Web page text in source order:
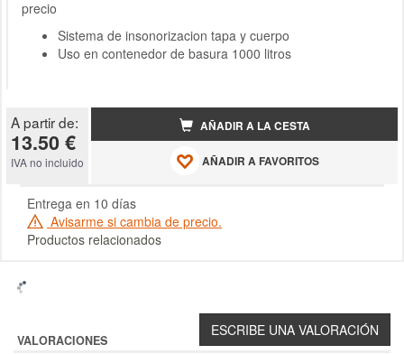
precio
Sistema de insonorizacion tapa y cuerpo
Uso en contenedor de basura 1000 litros
A partir de:
13.50 €
IVA no incluido
AÑADIR A LA CESTA
AÑADIR A FAVORITOS
Entrega en 10 días
Avisarme si cambia de precio.
Productos relacionados
VALORACIONES